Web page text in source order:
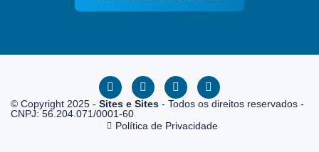
© Copyright 2025 - Sites e Sites - Todos os direitos reservados -
CNPJ: 56.204.071/0001-60
Política de Privacidade